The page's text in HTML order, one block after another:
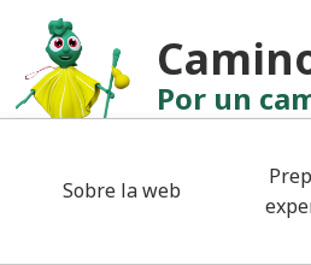
Pasar al contenido principal
Por un
Sobre la web
Albergue das